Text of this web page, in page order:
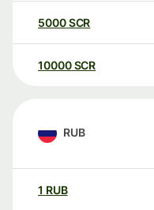
5000SCR
10000 SCR
RUB
1 RUB